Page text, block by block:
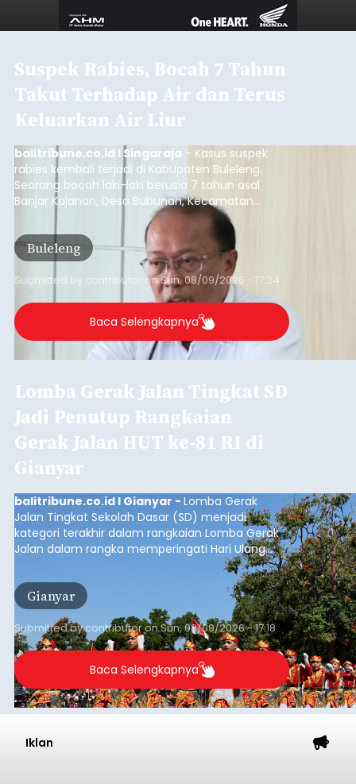
Suspek Rabies, Bocah 7 Tahun
Takut Terhadap Air dan Terus
Keluarkan Air Liur
balitribune.co.id I Singaraja - Kasus suspek
rabies kembali terjadi di Kabupaten Buleleng.
Seorang bocah laki-laki berusia 7 tahun asal
Banjar Kajanan, Desa Bubunan, Kecamatan
Seririt, dilaporkan mengalami gejala khas rabies
setelah sebelumnya digigit anjing pada awal Juni
2026.
Buleleng
Submitted by contributor onSun, 08/09/2026 - 17:24
Baca Selengkapnya
Lomba Gerak Jalan Tingkat SD
Jadi Penutup Rangkaian
Gerak Jalan HUT ke-81 RI di
Gianyar
balitribune.co.id I Gianyar - Lomba Gerak
Jalan Tingkat Sekolah Dasar (SD) menjadi
kategori terakhir dalam rangkaian Lomba Gerak
Jalan dalam rangka memperingati Hari Ulang
Tahun (HUT) ke-81 Kemerdekaan Republik
Indonesia Tahun 2026 di Kabupaten Gianyar.
Gianyar
Submitted bycontributoronSun, 08/09/2026 - 17:18
Baca Selengkapnya
Iklan